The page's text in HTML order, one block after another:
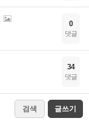
0
댓글
34
댓글
검색 글쓰기